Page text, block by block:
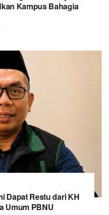
Kampus Bahagia
Dapat Restu dari KH
Umum PBNU